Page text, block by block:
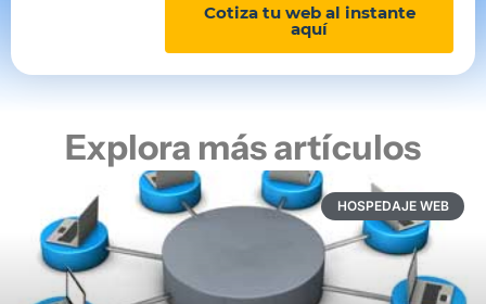
Cotiza tu web al instante
aquí
Explora más artículos
HOSPEDAJE WEB